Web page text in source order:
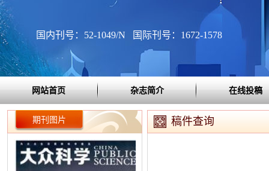
国内刊号：52-1049/N 国际刊号：1672-1578
网站首页 杂志简介 在线投稿
期刊图片 稿件查询